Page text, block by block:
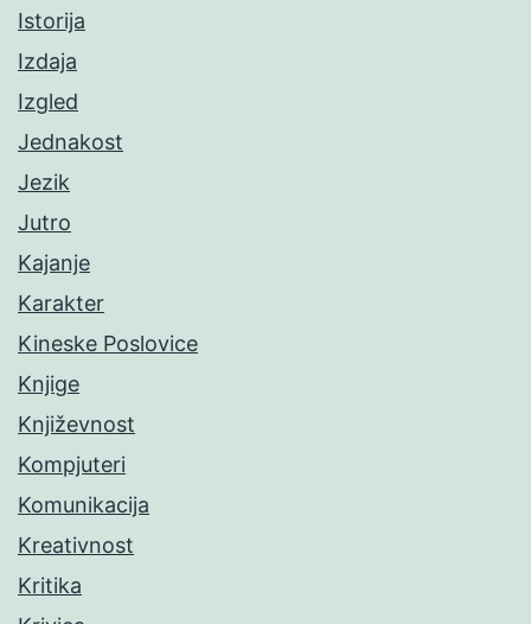
Istorija
Izdaja
Izgled
Jednakost
Jezik
Jutro
Kajanje
Karakter
Kineske Poslovice
Knjige
Književnost
Kompjuteri
Komunikacija
Kreativnost
Kritika